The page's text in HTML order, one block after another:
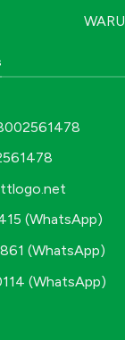
(WhatsApp)
(WhatsApp)
(WhatsApp)